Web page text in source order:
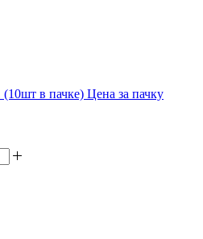
в пачке) Цена за пачку